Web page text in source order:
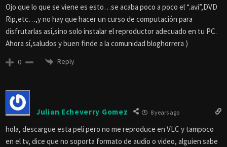
Ojo que lo que se viene es esto…se acaba poco a poco el “.avi”,DVD
Rip,etc…,y no hay que hacer un curso de computación para
disfrutarlas así,sino solo instalar el reproductor adecuado en tu PC.
Ahora sí,saludos y buen finde a la comunidad bloghorrera )
0 Reply
Julian Echeverry Gomez 8 years ago
hola, descargue esta peli pero no me reproduce en VLC y tampoco
en el tv, dice que no soporta formato de audio o video, alguien sabe